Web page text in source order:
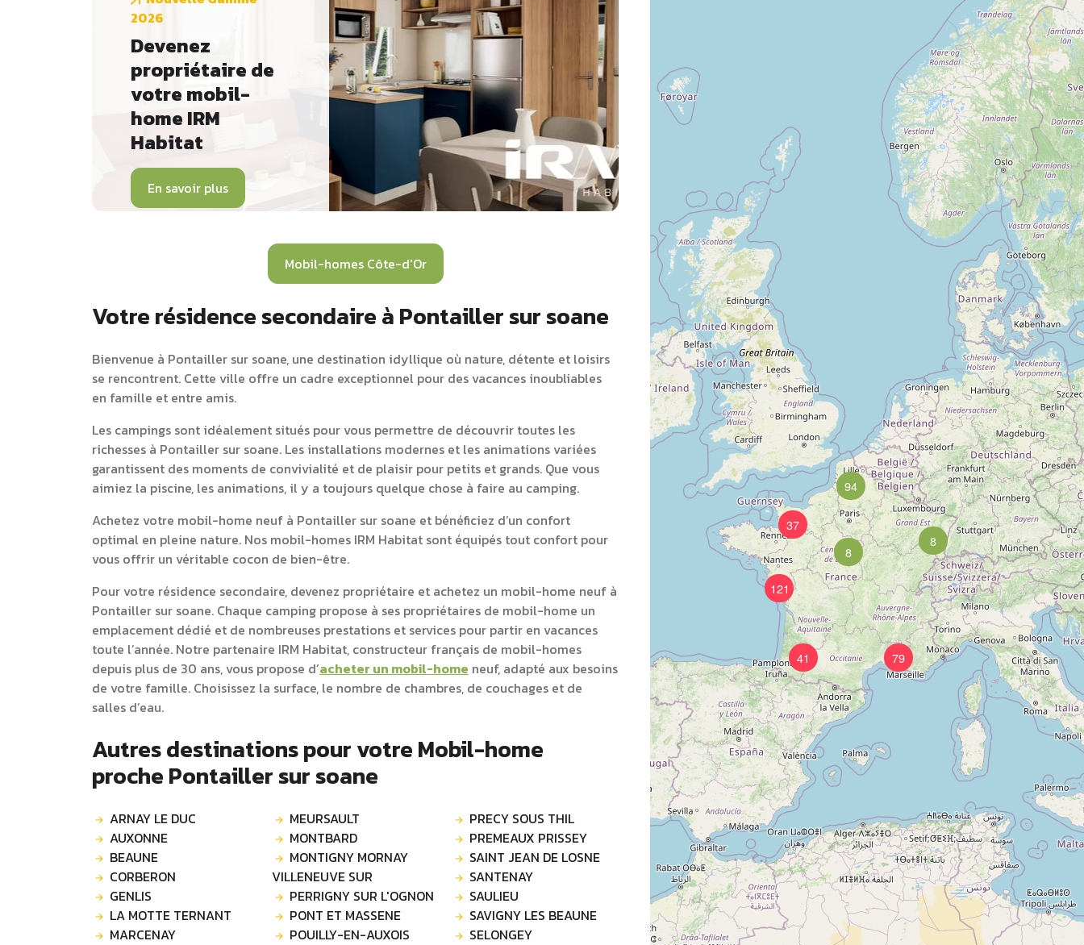
8
37
8
94
79
121
41
2026
Devenez
propriétaire de
votre mobil-
home IRM
Habitat
En savoir plus
Mobil-homes Côte-d'Or
Votre résidence secondaire à Pontailler sur soane
Bienvenue à Pontailler sur soane, une destination idyllique où nature, détente et loisirs
se rencontrent. Cette ville offre un cadre exceptionnel pour des vacances inoubliables
en famille et entre amis.
Les campings sont idéalement situés pour vous permettre de découvrir toutes les
richesses à Pontailler sur soane. Les installations modernes et les animations variées
garantissent des moments de convivialité et de plaisir pour petits et grands. Que vous
aimiez la piscine, les animations, il y a toujours quelque chose à faire au camping.
Achetez votre mobil-home neuf à Pontailler sur soane et bénéficiez d’un confort
optimal en pleine nature. Nos mobil-homes IRM Habitat sont équipés tout confort pour
vous offrir un véritable cocon de bien-être.
Pour votre résidence secondaire, devenez propriétaire et achetez un mobil-home neuf à
Pontailler sur soane. Chaque camping propose à ses propriétaires de mobil-home un
emplacement dédié et de nombreuses prestations et services pour partir en vacances
toute l’année. Notre partenaire IRM Habitat, constructeur français de mobil-homes
depuis plus de 30 ans, vous propose d’acheter un mobil-home neuf, adapté aux besoins
de votre famille. Choisissez la surface, le nombre de chambres, de couchages et de
salles d’eau.
Autres destinations pour votre Mobil-home
proche Pontailler sur soane
ARNAY LE DUC
AUXONNE
BEAUNE
CORBERON
GENLIS
LA MOTTE TERNANT
MARCENAY
MEURSAULT
MONTBARD
MONTIGNY MORNAY
VILLENEUVE SUR
PERRIGNY SUR L'OGNON
PONT ET MASSENE
POUILLY-EN-AUXOIS
PRECY SOUS THIL
PREMEAUX PRISSEY
SAINT JEAN DE LOSNE
SANTENAY
SAULIEU
SAVIGNY LES BEAUNE
SELONGEY